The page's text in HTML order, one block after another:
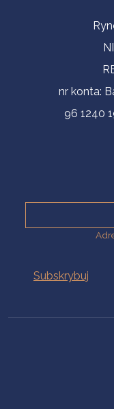
Informacje
nr konta:
96 1240